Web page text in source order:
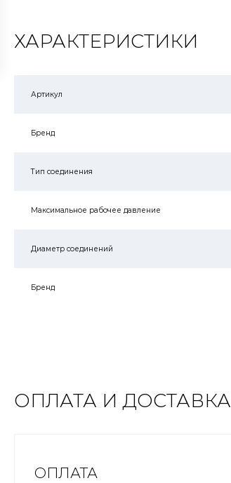
ХАРАКТЕРИСТИКИ
Артикул
Бренд
Тип соединения
Максимальное рабочее давление
Диаметр соединений
Бренд
ОПЛАТА И ДОСТАВКА
ОПЛАТА